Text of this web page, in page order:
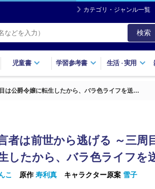
カテゴリ・ジャンル一覧
検索
児童書 学習参考書 生活・実用
は公爵令嬢に転生したから、バラ色ライフを送…
者は前世から逃げる ～三周
したから、バラ色ライフを
こ 原作寿利真 キャラクター原案 雪子